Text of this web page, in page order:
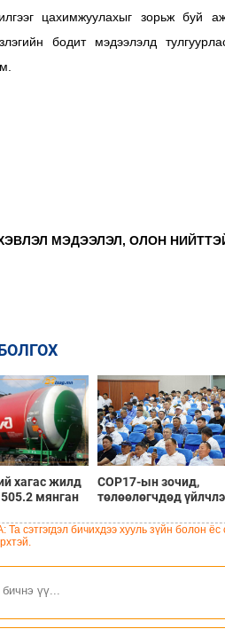
цахимжуулахыг зорьж
бодит мэдээлэлд
МЭДЭЭЛЭЛ, ОЛОН
хагас жилд
мянган
импортолжээ
COP17-ын зочид,
төлөөлөгчдөд
сургалтад хамруулж
сэтгэгдэл бичихдээ хууль зүйн болон ёс